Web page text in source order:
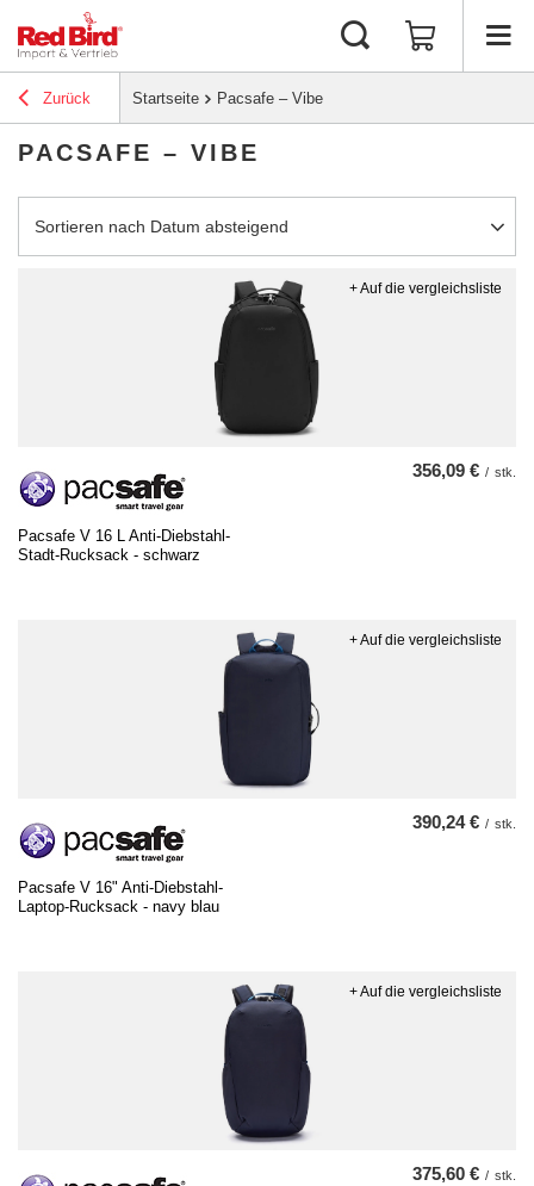
Zurück Startseite Pacsafe – Vibe
PACSAFE – VIBE
Sortierung ändern
Sortieren nach Datum absteigend
Pacsafe V 16 L Anti-Diebstahl-
Stadt-Rucksack - schwarz
356,09 € / stk.
+ Auf die vergleichsliste
Pacsafe V 16" Anti-Diebstahl-
Laptop-Rucksack - navy blau
390,24 € / stk.
+ Auf die vergleichsliste
375,60 € / stk.
+ Auf die vergleichsliste